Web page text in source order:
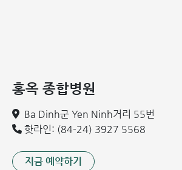
홍옥 종합병원
Ba Dinh군 Yen Ninh거리 55번
핫라인: (84-24) 3927 5568
지금 예약하기